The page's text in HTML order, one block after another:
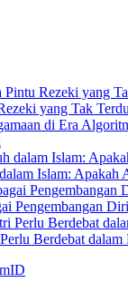
yang Tak
Islam: Apakah
Pengembangan
Berdebat